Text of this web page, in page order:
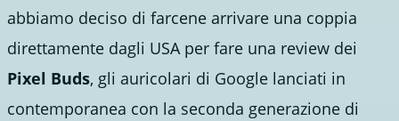
abbiamo deciso di farcene arrivare una coppia
direttamente dagli USA per fare una review dei
Pixel Buds, gli auricolari di Google lanciati in
contemporanea con la seconda generazione di